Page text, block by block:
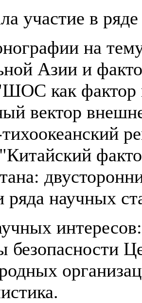
участие в
на
Азии и
как фактор
вектор
тихоокеанский
ряда научных
безопасности